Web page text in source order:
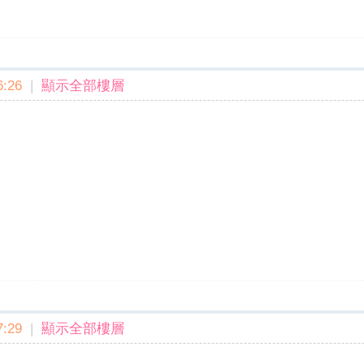
| 顯示全部樓層
| 顯示全部樓層